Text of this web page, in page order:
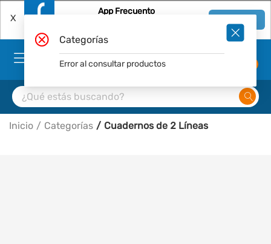
X
App Frecuento
Inicio Categorías Cuadernos de 2 Líneas
Categorías
Error al consultar productos